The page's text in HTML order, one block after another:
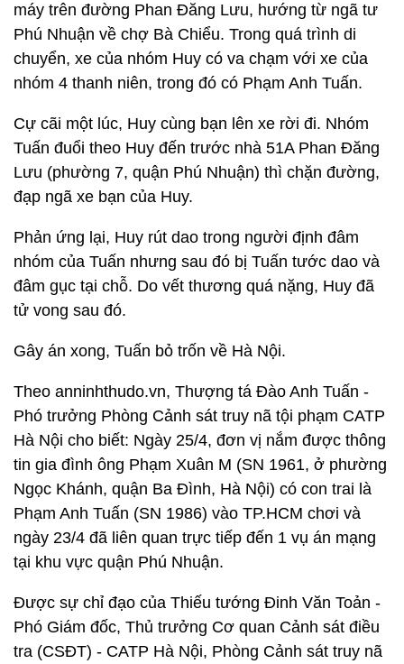
máy trên đường Phan Đăng Lưu, hướng từ ngã tư
Phú Nhuận về chợ Bà Chiểu. Trong quá trình di
chuyển, xe của nhóm Huy có va chạm với xe của
nhóm 4 thanh niên, trong đó có Phạm Anh Tuấn.
Cự cãi một lúc, Huy cùng bạn lên xe rời đi. Nhóm
Tuấn đuổi theo Huy đến trước nhà 51A Phan Đăng
Lưu (phường 7, quận Phú Nhuận) thì chặn đường,
đạp ngã xe bạn của Huy.
Phản ứng lại, Huy rút dao trong người định đâm
nhóm của Tuấn nhưng sau đó bị Tuấn tước dao và
đâm gục tại chỗ. Do vết thương quá nặng, Huy đã
tử vong sau đó.
Gây án xong, Tuấn bỏ trốn về Hà Nội.
Theo anninhthudo.vn, Thượng tá Đào Anh Tuấn -
Phó trưởng Phòng Cảnh sát truy nã tội phạm CATP
Hà Nội cho biết: Ngày 25/4, đơn vị nắm được thông
tin gia đình ông Phạm Xuân M (SN 1961, ở phường
Ngọc Khánh, quận Ba Đình, Hà Nội) có con trai là
Phạm Anh Tuấn (SN 1986) vào TP.HCM chơi và
ngày 23/4 đã liên quan trực tiếp đến 1 vụ án mạng
tại khu vực quận Phú Nhuận.
Được sự chỉ đạo của Thiếu tướng Đinh Văn Toản -
Phó Giám đốc, Thủ trưởng Cơ quan Cảnh sát điều
tra (CSĐT) - CATP Hà Nội, Phòng Cảnh sát truy nã